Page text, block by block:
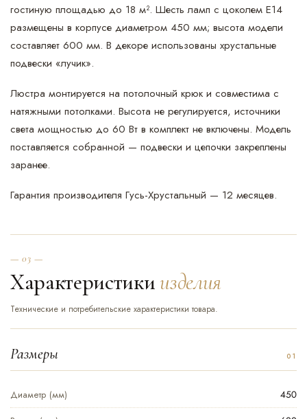
гостиную площадью до 18 м². Шесть ламп с цоколем Е14
размещены в корпусе диаметром 450 мм; высота модели
составляет 600 мм. В декоре использованы хрустальные
подвески «лучик».
Люстра монтируется на потолочный крюк и совместима с
натяжными потолками. Высота не регулируется, источники
света мощностью до 60 Вт в комплект не включены. Модель
поставляется собранной — подвески и цепочки закреплены
заранее.
Гарантия производителя Гусь-Хрустальный — 12 месяцев.
— 03 —
Характеристикиизделия
Технические и потребительские характеристики товара.
Размеры
Диаметр (мм)
450